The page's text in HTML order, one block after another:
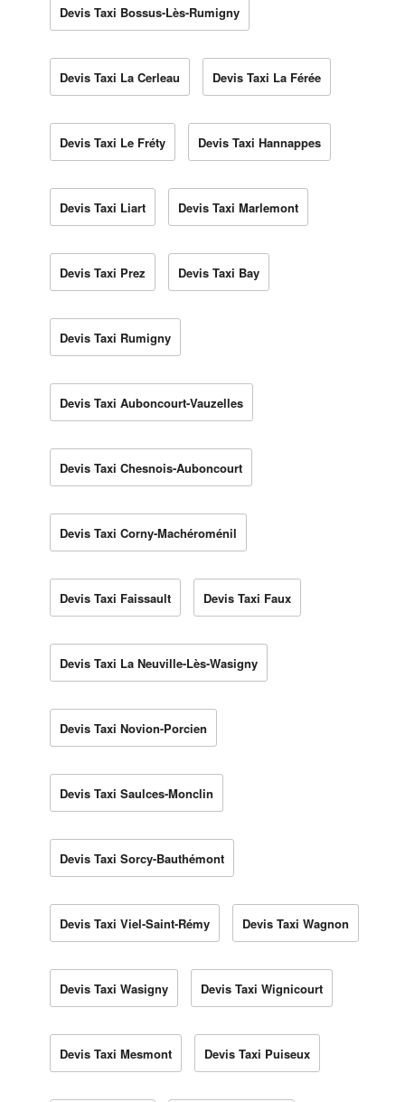
Devis Taxi Bossus-Lès-Rumigny
Devis Taxi La Cerleau Devis Taxi La Férée
Devis Taxi Le Fréty Devis Taxi Hannappes
Devis Taxi Liart Devis Taxi Marlemont
Devis Taxi Prez Devis Taxi Bay
Devis Taxi Rumigny
Devis Taxi Auboncourt-Vauzelles
Devis Taxi Chesnois-Auboncourt
Devis Taxi Corny-Machéroménil
Devis Taxi Faissault Devis Taxi Faux
Devis Taxi La Neuville-Lès-Wasigny
Devis Taxi Novion-Porcien
Devis Taxi Saulces-Monclin
Devis Taxi Sorcy-Bauthémont
Devis Taxi Viel-Saint-Rémy Devis Taxi Wagnon
Devis Taxi Wasigny Devis Taxi Wignicourt
Devis Taxi Mesmont Devis Taxi Puiseux